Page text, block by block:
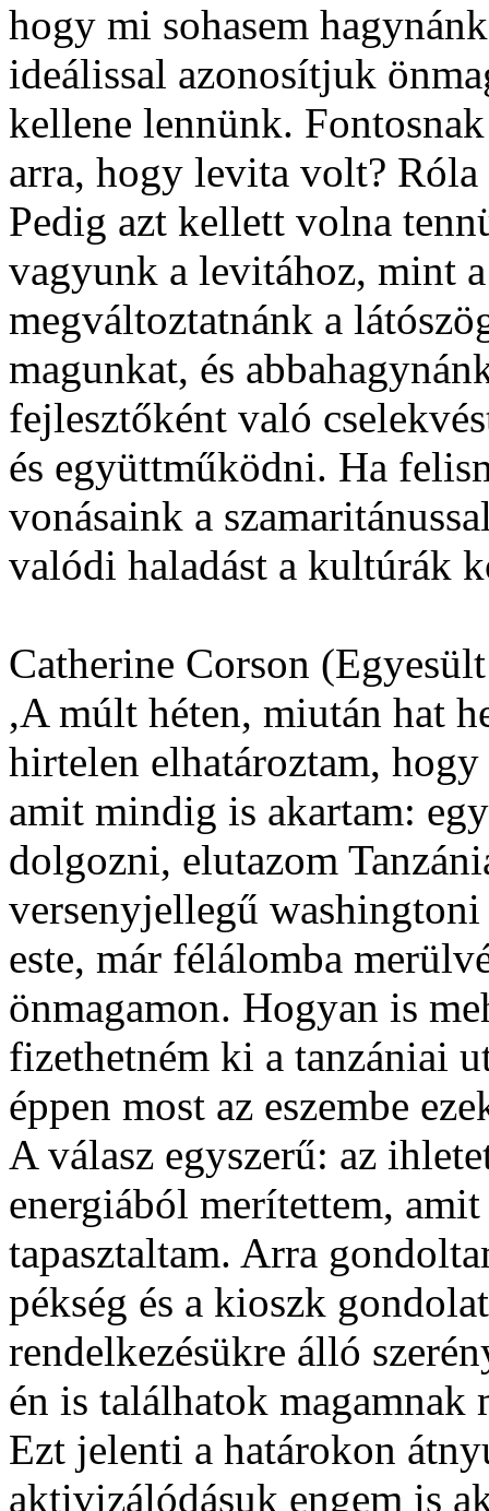
hogy mi sohasem
ideálissal azonosítjuk
kellene lennünk.
arra, hogy levita volt? Róla
Pedig azt kellett volna
vagyunk a levitához, mint
megváltoztatnánk a
magunkat, és
fejlesztőként való
és együttműködni. Ha
vonásaink a
valódi haladást a kultúrák
Catherine Corson
,A múlt héten, miután hat
hirtelen elhatároztam,
amit mindig is akartam:
dolgozni, elutazom
versenyjellegű
este, már félálomba
önmagamon. Hogyan is
fizethetném ki a tanzániai
éppen most az eszembe
A válasz egyszerű: az
energiából merítettem,
tapasztaltam. Arra
pékség és a kioszk
rendelkezésükre álló
én is találhatok
Ezt jelenti a határokon
aktivizálódásuk engem is